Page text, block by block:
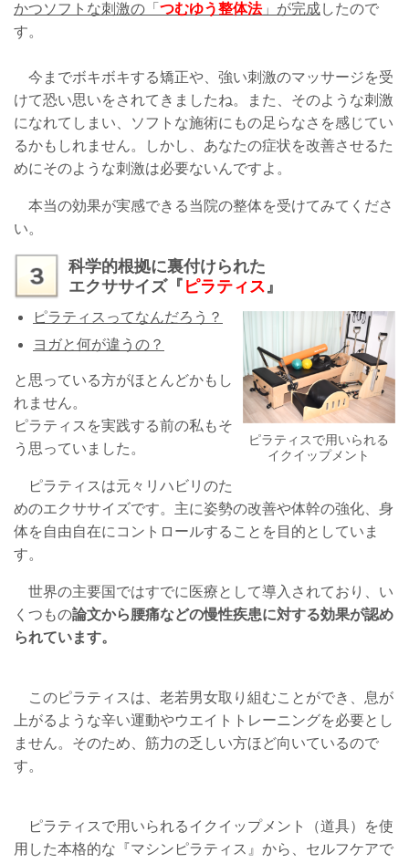
かつソフトな刺激の「 つむゆう整体法」が完成したので
す。
今までボキボキする矯正や、強い刺激のマッサージを受
けて恐い思いをされてきましたね。また、そのような刺激
になれてしまい、ソフトな施術にもの足らなさを感じてい
るかもしれません。しかし、あなたの症状を改善させるた
めにそのような刺激は必要ないんですよ。
本当の効果が実感できる当院の整体を受けてみてくださ
い。
科学的根拠に裏付けられた
エクササイズ『 ピラティス』
ピラティスで用いられる
イクイップメント
ピラティスってなんだろう？
ヨガと何が違うの？
と思っている方がほとんどかもし
れません。
ピラティスを実践する前の私もそ
う思っていました。
ピラティスは元々リハビリのた
めのエクササイズです。主に姿勢の改善や体幹の強化、身
体を自由自在にコントロールすることを目的としていま
す。
世界の主要国ではすでに医療として導入されており、い
くつもの論文から腰痛などの慢性疾患に対する効果が認め
られています。
このピラティスは、老若男女取り組むことができ、息が
上がるような辛い運動やウエイトトレーニングを必要とし
ません。そのため、筋力の乏しい方ほど向いているので
す。
ピラティスで用いられるイクイップメント（道具）を使
用した本格的な『マシンピラティス』から、セルフケアで